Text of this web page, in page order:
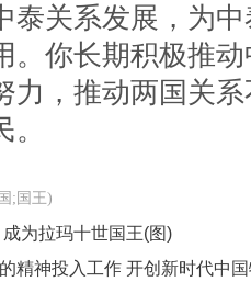
泰关系发展，为
。你长期积极推
力，推动两国关
;国王)
为拉玛十世国王(图)
精神投入工作 开创新时代中